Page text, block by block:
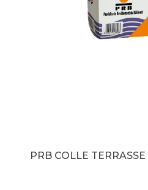
PRB COLLE TERRASSE